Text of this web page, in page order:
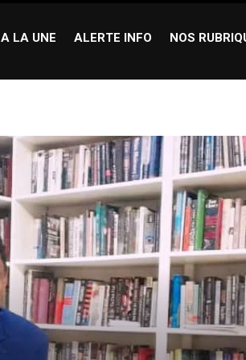
A LA UNE ALERTE INFO NOS